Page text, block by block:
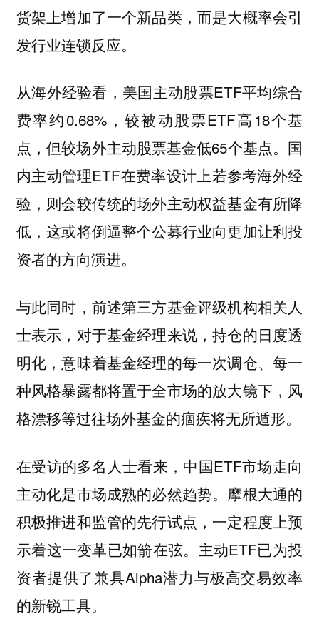
货架上增加了一个新品类，而是大概率会引
发行业连锁反应。
从海外经验看，美国主动股票ETF平均综合
费率约0.68%，较被动股票ETF高18个基
点，但较场外主动股票基金低65个基点。国
内主动管理ETF在费率设计上若参考海外经
验，则会较传统的场外主动权益基金有所降
低，这或将倒逼整个公募行业向更加让利投
资者的方向演进。
与此同时，前述第三方基金评级机构相关人
士表示，对于基金经理来说，持仓的日度透
明化，意味着基金经理的每一次调仓、每一
种风格暴露都将置于全市场的放大镜下，风
格漂移等过往场外基金的痼疾将无所遁形。
在受访的多名人士看来，中国ETF市场走向
主动化是市场成熟的必然趋势。摩根大通的
积极推进和监管的先行试点，一定程度上预
示着这一变革已如箭在弦。主动ETF已为投
资者提供了兼具Alpha潜力与极高交易效率
的新锐工具。